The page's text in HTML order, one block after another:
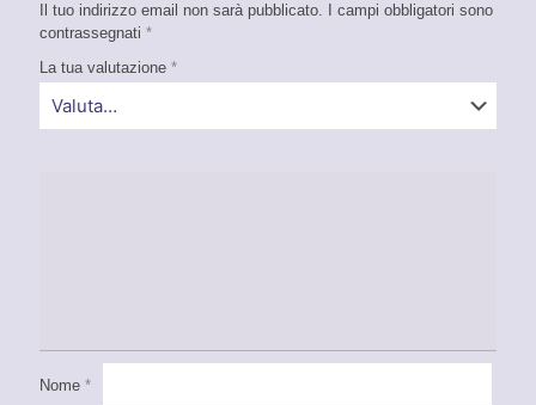
Il tuo indirizzo email non sarà pubblicato.
I campi obbligatori sono
contrassegnati *
La tua valutazione *
Nome *